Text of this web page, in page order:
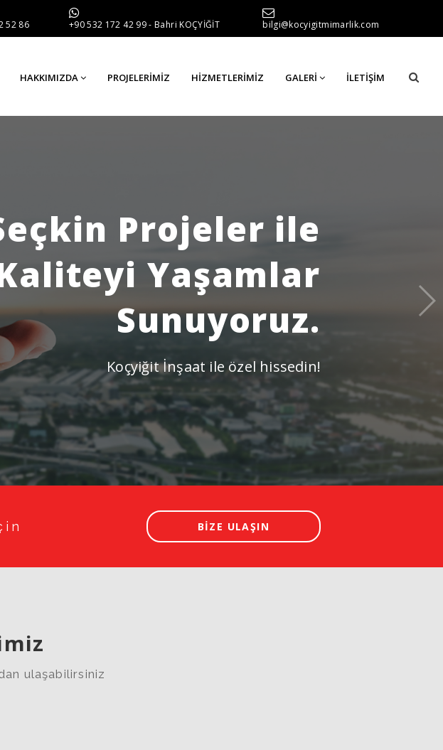
52 86 +90 532 172 42 99 - Bahri KOÇYİĞİT bilgi@kocyigitmimarlik.com
HAKKIMIZDA PROJELERIMIZ HIZMETLERIMIZ GALERI İLETIŞIM
Projeler ile
Yaşamlar
Sunuyoruz.
Koçyiğit İnşaat ile özel hissedin!
BİZE ULAŞIN
ulaşabilirsiniz